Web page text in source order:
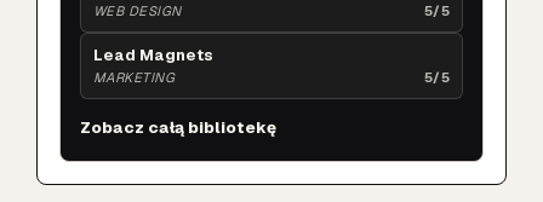
WEB DESIGN 5/5
Lead Magnets
MARKETING 5/5
Zobacz całą bibliotekę